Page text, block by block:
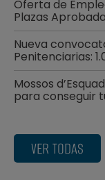
Oferta de
Plazas
Nueva
Penitenciarias:
Mossos
para conseguir
VER TODAS